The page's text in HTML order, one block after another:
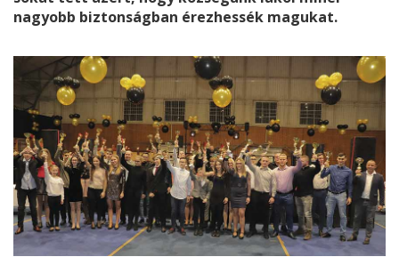
nagyobb biztonságban érezhessék magukat.
gépkocsival, külterületen pedig egyre több
alkalommal lovaspolgárőrökkel is találkozhattunk.